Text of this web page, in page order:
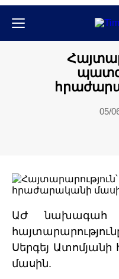
05/
ԱԺ նախագահ
Սերգեյ
մասին.